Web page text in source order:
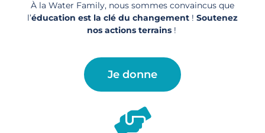
À la Water Family, nous sommes convaincus que
l’éducation est la clé du changement ! Soutenez
nos actions terrains!
Je donne